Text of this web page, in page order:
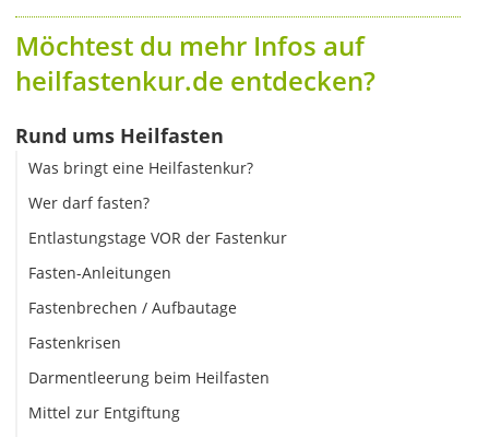
Möchtest du mehr Infos auf
heilfastenkur.de entdecken?
Rund ums Heilfasten
Was bringt eine Heilfastenkur?
Wer darf fasten?
Entlastungstage VOR der Fastenkur
Fasten-Anleitungen
Fastenbrechen / Aufbautage
Fastenkrisen
Darmentleerung beim Heilfasten
Mittel zur Entgiftung